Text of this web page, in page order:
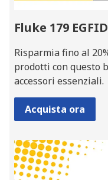
Fluke 179
Risparmia fino al
prodotti con questo
accessori essenziali.
Acquista ora